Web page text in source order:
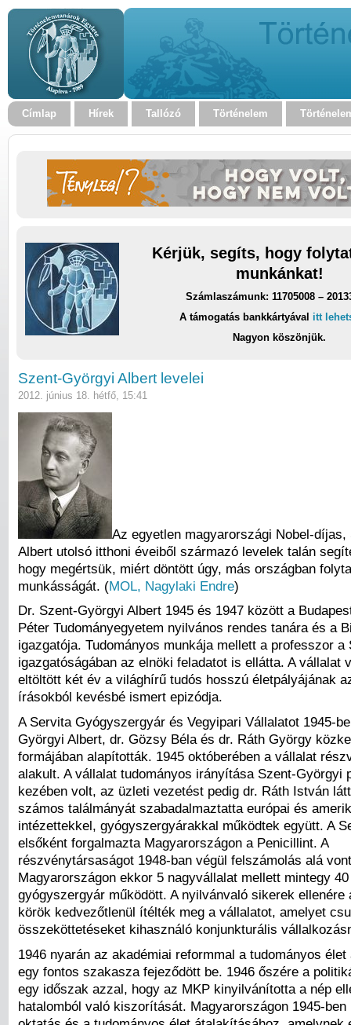
Címlap Hírek Tallózó Történelem
Kérjük, segíts, hogy
munkánkat!
Számlaszámunk: 11705008 –
A támogatás bankkártyával itt
Nagyon köszönjük.
Szent-Györgyi Albert levelei
2012. június 18. hétfő, 15:41
Az egyetlen magyarországi Nobel-
Albert utolsó itthoni éveiből származó levelek talán
hogy megértsük, miért döntött úgy, más országban
munkásságát. (MOL, Nagylaki Endre)
Dr. Szent-Györgyi Albert 1945 és 1947 között a
Péter Tudományegyetem nyilvános rendes tanára és a
igazgatója. Tudományos munkája mellett a professzor a
igazgatóságában az elnöki feladatot is ellátta. A vállalat
eltöltött két év a világhírű tudós hosszú életpályájának
írásokból kevésbé ismert epizódja.
A Servita Gyógyszergyár és Vegyipari Vállalatot 1945-
Györgyi Albert, dr. Gözsy Béla és dr. Ráth György
formájában alapították. 1945 októberében a vállalat
alakult. A vállalat tudományos irányítása Szent-Györgyi
kezében volt, az üzleti vezetést pedig dr. Ráth István
számos találmányát szabadalmaztatta európai és
intézettekkel, gyógyszergyárakkal működtek együtt. A
elsőként forgalmazta Magyarországon a Penicillint. A
részvénytársaságot 1948-ban végül felszámolás alá
Magyarországon ekkor 5 nagyvállalat mellett mintegy
gyógyszergyár működött. A nyilvánvaló sikerek ellenére
körök kedvezőtlenül ítélték meg a vállalatot, amelyet
összeköttetéseket kihasználó konjunkturális
1946 nyarán az akadémiai reformmal a tudományos
egy fontos szakasza fejeződött be. 1946 őszére a
egy időszak azzal, hogy az MKP kinyilvánította a nép
hatalomból való kiszorítását. Magyarországon 1945-